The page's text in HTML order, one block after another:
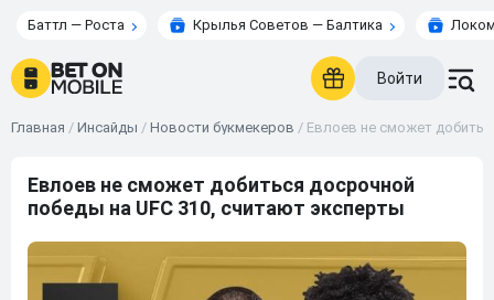
Баттл — Роста Крылья Советов — Балтика
Войти
Главная / Инсайды / Новости букмекеров / Евлоев не сможет
Евлоев не сможет добиться досрочной
победы на UFC 310, считают эксперты